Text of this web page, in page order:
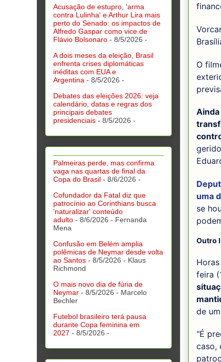
O
uma
se
Outro
feira
de
"É
caso,
Acusação de estupro, 'arma
contra Lulinha' e Arthur Lira mais
perto do Senado: os impactos de
Alfredo Gaspar como vice de
Flávio Bolsonaro - 8/5/2026 -
A dois meses da eleição, Brasil
enfrenta crises diplomáticas
inéditas com EUA e
Argentina - 8/5/2026 -
Debates das eleições 2026: veja
calendário, datas e regras dos
principais debates
presidenciais - 8/5/2026 -
Palmeiras perde, mas confirma
vaga nas quartas de final da
Copa do Brasil - 8/6/2026 -
Cofundador da Fatal diz que
patrocínio ao Corinthians busca
'naturalizar' conteúdo
adulto - 8/6/2026 - Fernanda
Mena
Confusão em Belém amplia
polêmicas de Neymar desde volta
ao Santos - 8/5/2026 - Klaus
Richmond
O mais novo dia de fúria de
Neymar - 8/5/2026 - Marcelo
Bechler
Futebol brasileiro terá pausa
durante Copa feminina em
2027 - 8/5/2026 -